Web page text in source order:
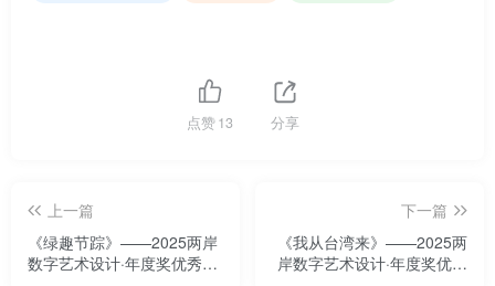
点赞13 分享
上一篇
《绿趣节踪》——2025两岸
数字艺术设计·年度奖优秀作
下一篇
《我从台湾来》——2025两
岸数字艺术设计·年度奖优秀